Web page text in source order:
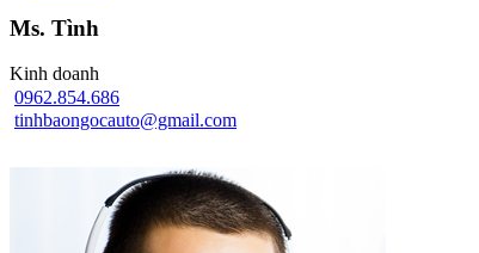
Ms. Tình
Kinh doanh
0962.854.686
tinhbaongocauto@gmail.com